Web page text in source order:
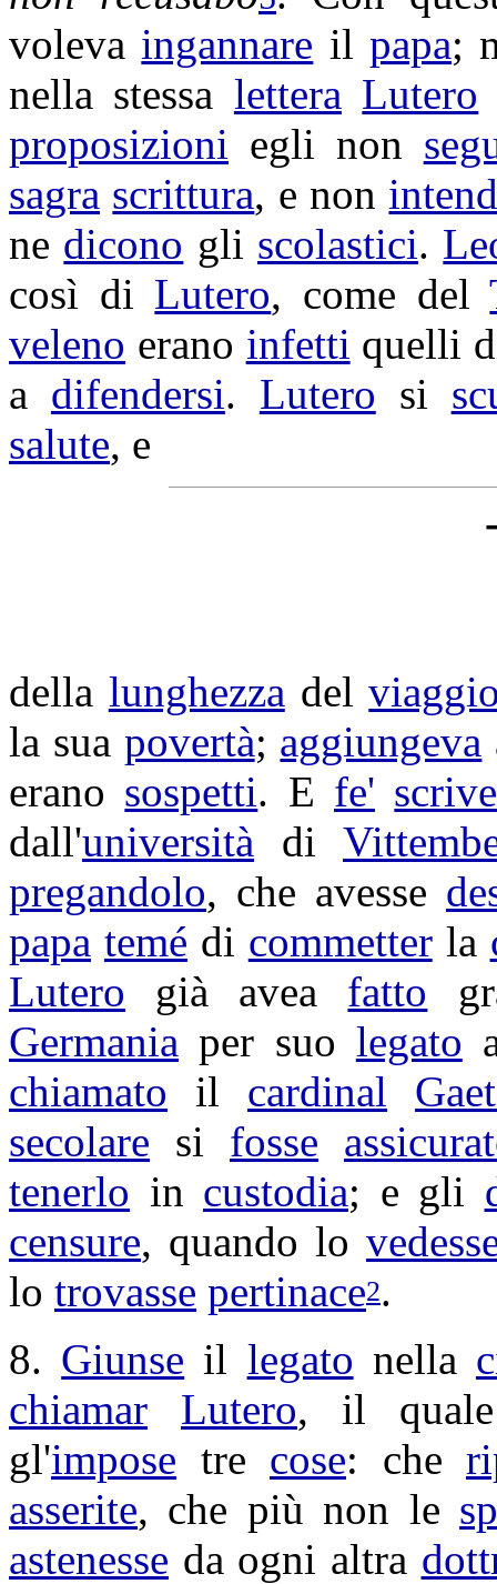
voleva ingannare ilpapa;
nella stessa lettera Lutero
proposizioni egli non
sagra scrittura, e non
ne dicono gli scolastici.
così di Lutero, come del
veleno erano infetti quelli
a difendersi. Lutero si
salute, e
della lunghezza del
la sua povertà; aggiungeva
erano sospetti. E fe'
dall'università di
pregandolo, che avesse
papa temé di commetterla
Lutero già avea fatto
Germania per suo legato
chiamato il cardinal
secolare si fosse
tenerlo in custodia; e gli
censure, quando lo
lo trovasse pertinace2.
8. Giunse il legato nella
chiamar
Lutero, il
gl'impose tre cose: che
asserite, che più non le
astenesse da ogni altra